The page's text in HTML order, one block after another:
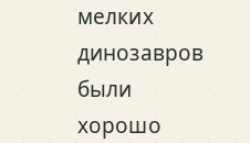
мелких
динозавров
были
хорошо